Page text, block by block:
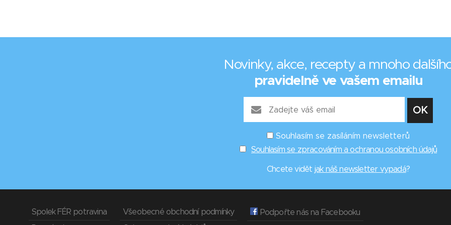
Novinky, akce, recepty a mnoho
pravidelně ve vašem emailu
Souhlasím se zasíláním newsletterů
Souhlasím se zpracováním a ochranou osobních údajů
Chcete vidět jak náš newsletter vypadá?
Spolek FÉR potravina
Všeobecné obchodní podmínky
Podpořte nás na Facebooku